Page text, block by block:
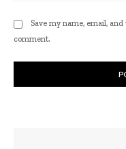
Save my name, email,
comment.